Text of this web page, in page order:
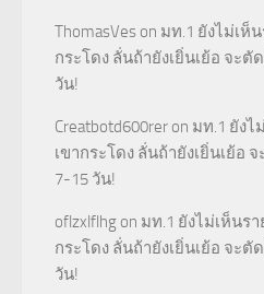
ThomasVes on มท.1 ยังไม่เห็
กระโดง ลั่นถ้ายังเยิ่นเย้อ จะตั
วัน!
Creatbotd600rer on มท.1 ยังไ
เขากระโดง ลั่นถ้ายังเยิ่นเย้อ
7-15 วัน!
oflzxlflhg on มท.1 ยังไม่เห็นรา
กระโดง ลั่นถ้ายังเยิ่นเย้อ จะตั
วัน!